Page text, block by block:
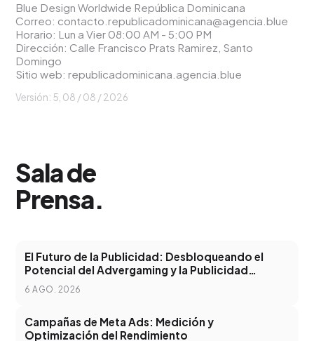
Blue Design Worldwide República Dominicana
Correo: contacto.republicadominicana@agencia.blue
Horario: Lun a Vier 08:00 AM - 5:00 PM
Dirección: Calle Francisco Prats Ramirez, Santo
Domingo
Sitio web:republicadominicana.agencia.blue
Versión: 5, 08 / 08 / 2026
Sala de
Prensa.
El Futuro de la Publicidad: Desbloqueando el
Potencial del Advergaming y la Publicidad
Programática
6 AGO. 2026
Campañas de Meta Ads: Medición y
Optimización del Rendimiento